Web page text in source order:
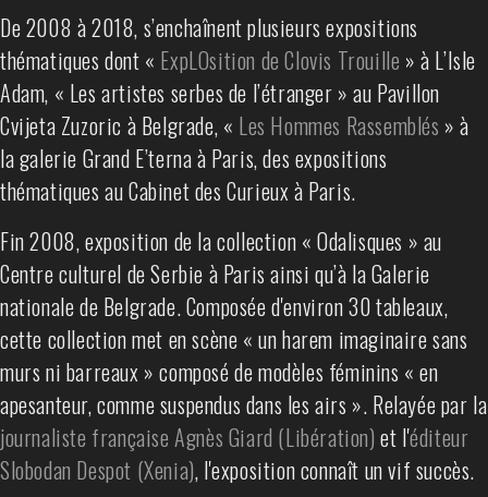
De 2008 à 2018, s’enchaînent plusieurs expositions
thématiques dont « ExpLOsition de Clovis Trouille » à L’Isle
Adam, « Les artistes serbes de l’étranger » au Pavillon
Cvijeta Zuzoric à Belgrade, « Les Hommes Rassemblés » à
la galerie Grand E’terna à Paris, des expositions
thématiques au Cabinet des Curieux à Paris.
Fin 2008, exposition de la collection « Odalisques » au
Centre culturel de Serbie à Paris ainsi qu’à la Galerie
nationale de Belgrade. Composée d'environ 30 tableaux,
cette collection met en scène « un harem imaginaire sans
murs ni barreaux » composé de modèles féminins « en
apesanteur, comme suspendus dans les airs ». Relayée par la
journaliste française Agnès Giard (Libération) et l'éditeur
Slobodan Despot (Xenia), l'exposition connaît un vif succès.